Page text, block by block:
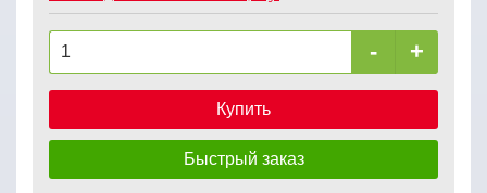
- +
Купить
Быстрый заказ